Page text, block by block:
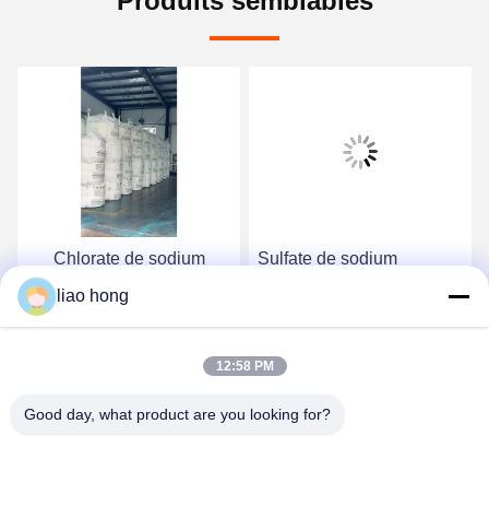
Chlorate de sodium
Causez Maintenant
Sulfate de sodium
efficacité de teinture
liao hong
12:58 PM
Good day, what product are you looking for?